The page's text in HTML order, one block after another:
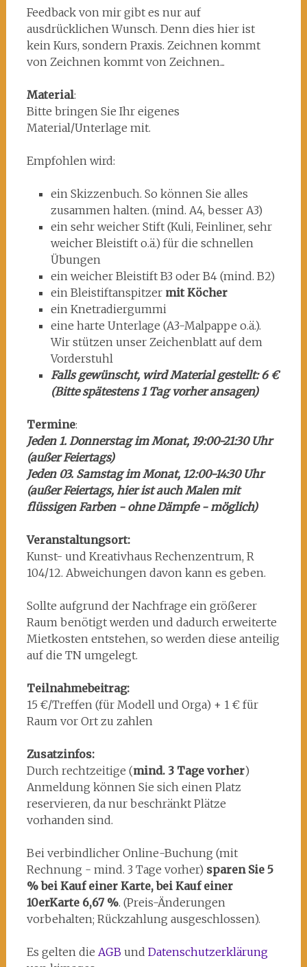
Feedback von mir gibt es nur auf
ausdrücklichen Wunsch. Denn dies hier ist
kein Kurs, sondern Praxis. Zeichnen kommt
von Zeichnen kommt von Zeichnen...
Material:
Bitte bringen Sie Ihr eigenes
Material/Unterlage mit.
Empfohlen wird:
ein Skizzenbuch. So können Sie alles
zusammen halten. (mind. A4, besser A3)
ein sehr weicher Stift (Kuli, Feinliner, sehr
weicher Bleistift o.ä.) für die schnellen
Übungen
ein weicher Bleistift B3 oder B4 (mind. B2)
ein Bleistiftanspitzer mit Köcher
ein Knetradiergummi
eine harte Unterlage (A3-Malpappe o.ä.).
Wir stützen unser Zeichenblatt auf dem
Vorderstuhl
Falls gewünscht, wird Material gestellt: 6 €
(Bitte spätestens 1 Tag vorher ansagen)
Termine:
Jeden 1. Donnerstag im Monat, 19:00-21:30 Uhr
(außer Feiertags)
Jeden 03. Samstag im Monat, 12:00-14:30 Uhr
(außer Feiertags, hier ist auch Malen mit
flüssigen Farben - ohne Dämpfe - möglich)
Veranstaltungsort:
Kunst- und Kreativhaus Rechenzentrum, R
104/12. Abweichungen davon kann es geben.
Sollte aufgrund der Nachfrage ein größerer
Raum benötigt werden und dadurch erweiterte
Mietkosten entstehen, so werden diese anteilig
auf die TN umgelegt.
Teilnahmebeitrag:
15 €/Treffen (für Modell und Orga) + 1 € für
Raum vor Ort zu zahlen
Zusatzinfos:
Durch rechtzeitige (mind. 3 Tage vorher)
Anmeldung können Sie sich einen Platz
reservieren, da nur beschränkt Plätze
vorhanden sind.
Bei verbindlicher Online-Buchung (mit
Rechnung - mind. 3 Tage vorher) sparen Sie 5
% bei Kauf einer Karte, bei Kauf einer
10erKarte 6,67 %. (Preis-Änderungen
vorbehalten; Rückzahlung ausgeschlossen).
Es gelten die AGB und Datenschutzerklärung